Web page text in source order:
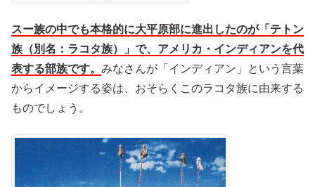
スー族の中でも本格的に大平原部に進出したのが「テトン
族（別名：ラコタ族）」で、アメリカ・インディアンを代
表する部族です。 みなさんが「インディアン」という言葉
からイメージする姿は、おそらくこのラコタ族に由来する
ものでしょう。